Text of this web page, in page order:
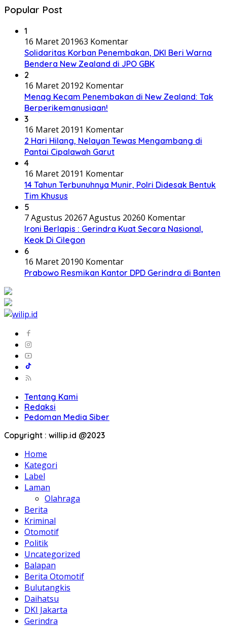
Popular Post
1
16 Maret 201963 Komentar
Solidaritas Korban Penembakan, DKI Beri Warna
Bendera New Zealand di JPO GBK
2
16 Maret 20192 Komentar
Menag Kecam Penembakan di New Zealand: Tak
Berperikemanusiaan!
3
16 Maret 20191 Komentar
2 Hari Hilang, Nelayan Tewas Mengambang di
Pantai Cipalawah Garut
4
16 Maret 20191 Komentar
14 Tahun Terbunuhnya Munir, Polri Didesak Bentuk
Tim Khusus
5
7 Agustus 20267 Agustus 20260 Komentar
Ironi Berlapis : Gerindra Kuat Secara Nasional,
Keok Di Cilegon
6
16 Maret 20190 Komentar
Prabowo Resmikan Kantor DPD Gerindra di Banten
Tentang Kami
Redaksi
Pedoman Media Siber
Copyright : willip.id @2023
Home
Kategori
Label
Laman
Olahraga
Berita
Kriminal
Otomotif
Politik
Uncategorized
Balapan
Berita Otomotif
Bulutangkis
Daihatsu
DKI Jakarta
Gerindra